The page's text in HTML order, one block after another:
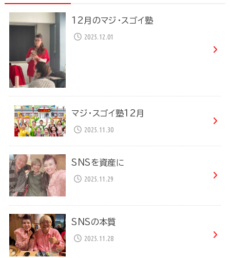
12月のマジ・スゴイ塾
2025.12.01
マジ・スゴイ塾12月
2025.11.30
SNSを資産に
2025.11.29
SNSの本質
2025.11.28